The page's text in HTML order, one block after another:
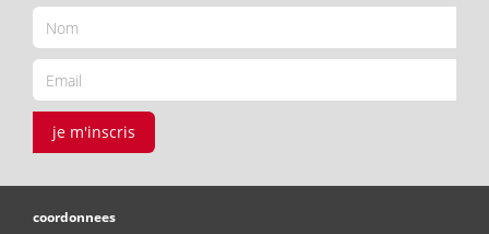
je m'inscris
coordonnees